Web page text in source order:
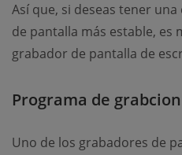
Así que, si deseas tener
de pantalla más estable, es
grabador de pantalla de
Programa de
Uno de los grabadores de